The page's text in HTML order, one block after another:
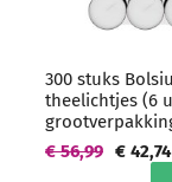
300 stuks
theelichtjes (6
brickpack€ 42,74
€ 56,99